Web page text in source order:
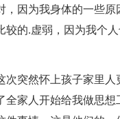
，因为我身体的一些
的.虚弱，因为我个
次突然怀上孩子家里
全家人开始给我做思